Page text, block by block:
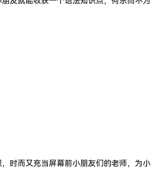
时而又充当屏幕前小朋友们的老师，为小